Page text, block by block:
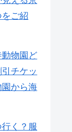
ご紹
物園ど
チケッ
園から海
く？服